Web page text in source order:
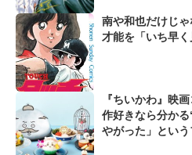
南や和也だけじ
才能を「いち早く
『ちいかわ』映
作好きなら分か
やがった」とい